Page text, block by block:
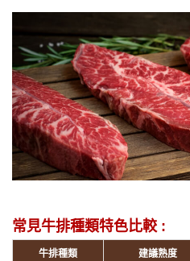
常見牛排種類特色比較 :
牛排種類 建議熟度